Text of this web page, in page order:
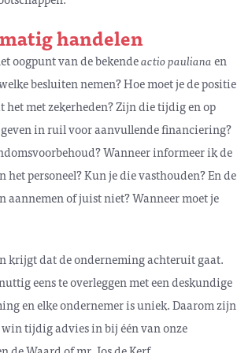
handelen
oogpunt van de bekendeactio paulianaen
besluiten nemen? Hoe moet je de positie
met zekerheden? Zijn die tijdig en op
in ruil voor aanvullende financiering?
Wanneer informeer ik de
personeel? Kun je die vasthouden? En de
of juist niet? Wanneer moet je
krijgt dat de onderneming achteruit gaat.
eens te overleggen met een deskundige
en elke ondernemer is uniek. Daarom zijn
tijdig advies in bij één van onze